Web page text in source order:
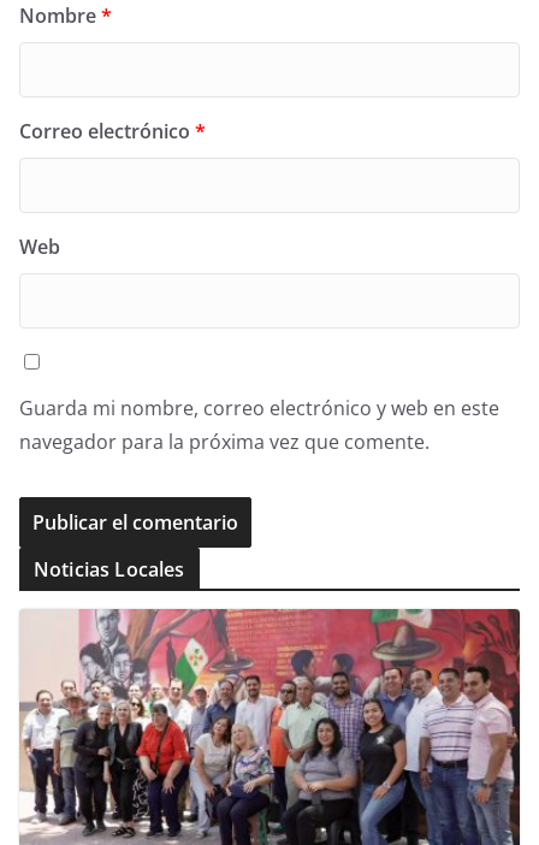
Nombre*
Correo electrónico *
Web
Guarda mi nombre, correo electrónico y web en este
navegador para la próxima vez que comente.
Noticias Locales